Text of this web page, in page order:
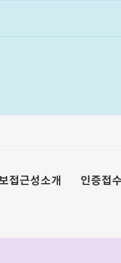
접근성소개 인증접수